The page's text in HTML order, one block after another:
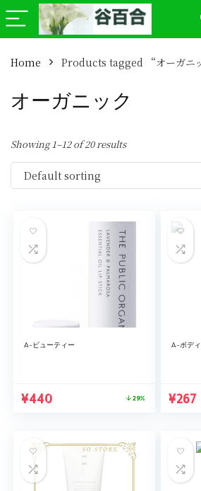
Home Products tagged “オーガニ
オーガニック
Showing 1–12 of 20 results
Default sorting
A-ビューティー
¥440 29%
A-ボデ
¥267